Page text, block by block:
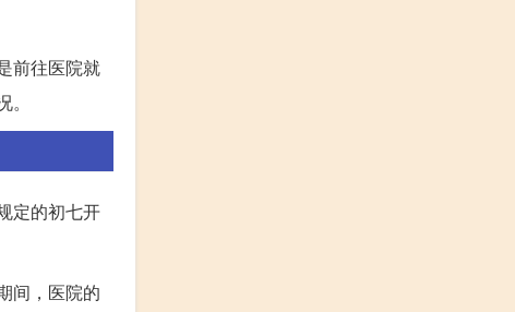
前往医院就
定的初七开
间，医院的